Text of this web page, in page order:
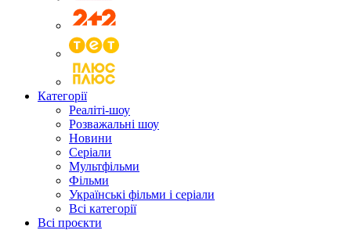
Категорії
Реаліті-шоу
Розважальні шоу
Новини
Серіали
Мультфільми
Фільми
Українські фільми і серіали
Всі категорії
Всі проєкти